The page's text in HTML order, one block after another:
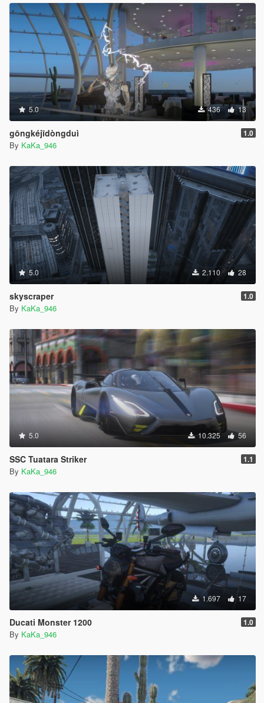
5.0 436 13
gōngkéjīdòngduì 1.0
By KaKa_946
5.0 2.110 28
skyscraper 1.0
By KaKa_946
5.0 10.325 56
SSC Tuatara Striker 1.1
By KaKa_946
1.697 17
Ducati Monster 1200 1.0
By KaKa_946